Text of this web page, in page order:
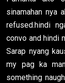
sinamahan nya
refused.hindi
convo and hindi
Sarap nyang
my pag ka
something